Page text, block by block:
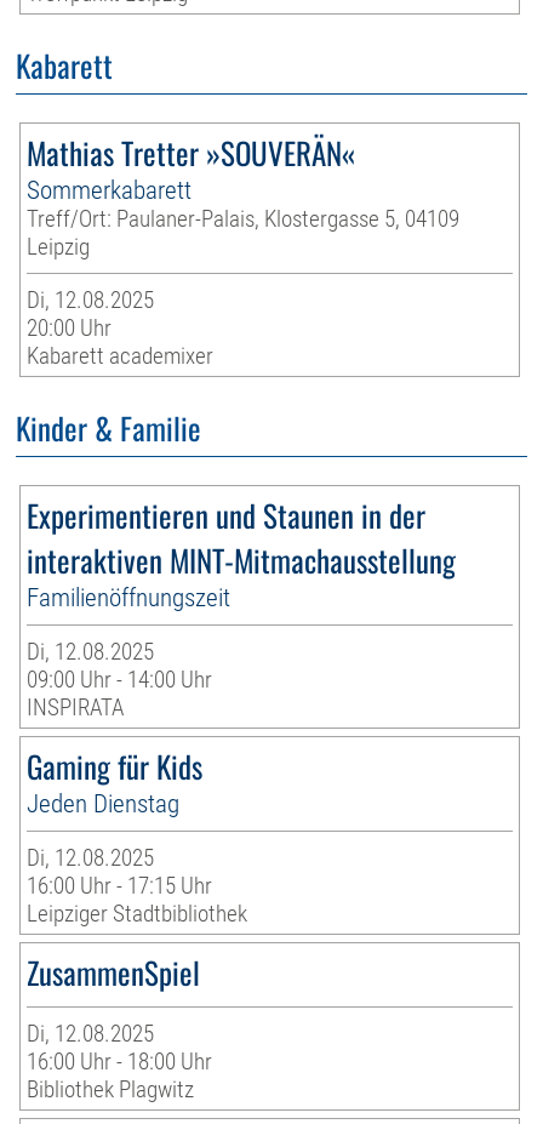
Kabarett
Mathias Tretter »SOUVERÄN«
Sommerkabarett
Treff/Ort: Paulaner-Palais, Klostergasse 5, 04109
Leipzig
Di, 12.08.2025
20:00 Uhr
Kabarett academixer
Kinder & Familie
Experimentieren und Staunen in der
interaktiven MINT-Mitmachausstellung
Familienöffnungszeit
Di, 12.08.2025
09:00 Uhr - 14:00 Uhr
INSPIRATA
Gaming für Kids
Jeden Dienstag
Di, 12.08.2025
16:00 Uhr - 17:15 Uhr
Leipziger Stadtbibliothek
ZusammenSpiel
Di, 12.08.2025
16:00 Uhr - 18:00 Uhr
Bibliothek Plagwitz